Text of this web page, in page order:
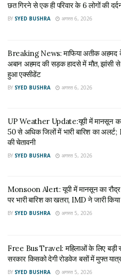
Rain Tragedy:
Breaking News:
अहमद की सड़क हादसे
अगस्त 6, 2026
Tags: Hathras Ki Taza Khabaryen
Hathras की ताज़ा खबरे हिन्दी में
छत गिरने से एक ही परिवार के 6 लोगों की
BY SYED BUSHRA अगस्त 6, 2026
Breaking News: माफिया अतीक अहमद
अबान अहमद की सड़क हादसे में मौत, झांसी
हुआ एक्सीडेंट
BY SYED BUSHRA अगस्त 6, 2026
UP Weather Update:यूपी में मानसून
50 से अधिक जिलों में भारी बारिश का
की चेतावनी
BY SYED BUSHRA अगस्त 5, 2026
Monsoon Alert: यूपी में मानसून का
पर भारी बारिश का खतरा, IMD ने जारी
BY SYED BUSHRA अगस्त 5, 2026
‎Free Bus Travel: महिलाओं के लिए बड़ी
सरकार किसको देगी रोडवेज बसों में मुफ्त
BY SYED BUSHRA अगस्त 5, 2026